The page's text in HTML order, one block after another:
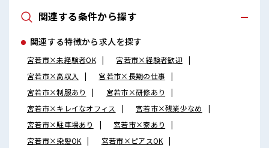
関連する条件から探す
関連する特徴から求人を探す
宮若市×未経験者OK
宮若市×経験者歓迎
宮若市×高収入
宮若市×長期の仕事
宮若市×制服あり
宮若市×研修あり
宮若市×キレイなオフィス
宮若市×残業少なめ
宮若市×駐車場あり
宮若市×寮あり
宮若市×染髪OK
宮若市×ピアスOK